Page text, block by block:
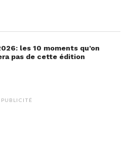
les 10 moments qu’on
pas de cette édition
PUBLICITÉ